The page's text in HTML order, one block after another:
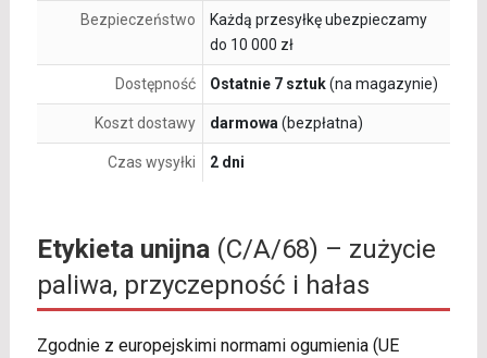
Bezpieczeństwo
Każdą przesyłkę ubezpieczamy
do 10 000 zł
Dostępność Ostatnie 7 sztuk(na magazynie)
Koszt dostawy darmowa (bezpłatna)
Czas wysyłki 2 dni
Etykieta unijna(C/A/68) – zużycie
paliwa, przyczepność i hałas
Zgodnie z europejskimi normami ogumienia (UE